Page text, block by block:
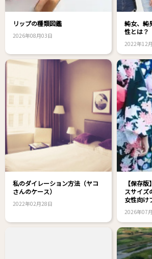
リップの種類図鑑
2026年08月03日
純女、純
性とは？
2022年12
私のダイレーション方法（ヤコ
さんのケース）
2022年02月28日
【保存
スサイズ
女性向け
2026年07